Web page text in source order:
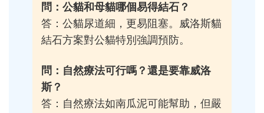
問：公貓和母貓哪個易得結石？
答：公貓尿道細，更易阻塞。威洛斯貓
結石方案對公貓特別強調預防。
問：自然療法可行嗎？還是要靠威洛
斯？
答：自然療法如南瓜泥可能幫助，但嚴